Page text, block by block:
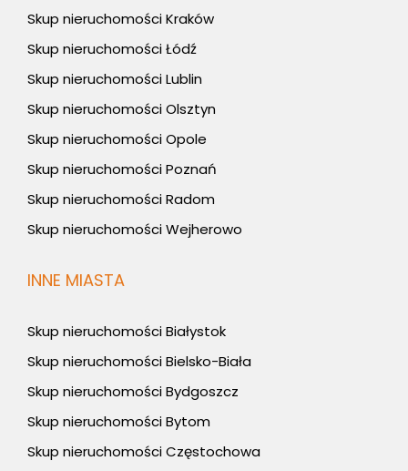
Skup nieruchomości Kraków
Skup nieruchomości Łódź
Skup nieruchomości Lublin
Skup nieruchomości Olsztyn
Skup nieruchomości Opole
Skup nieruchomości Poznań
Skup nieruchomości Radom
Skup nieruchomości Wejherowo
INNE MIASTA
Skup nieruchomości Białystok
Skup nieruchomości Bielsko-Biała
Skup nieruchomości Bydgoszcz
Skup nieruchomości Bytom
Skup nieruchomości Częstochowa